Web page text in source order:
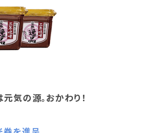
気の源。おかわり！